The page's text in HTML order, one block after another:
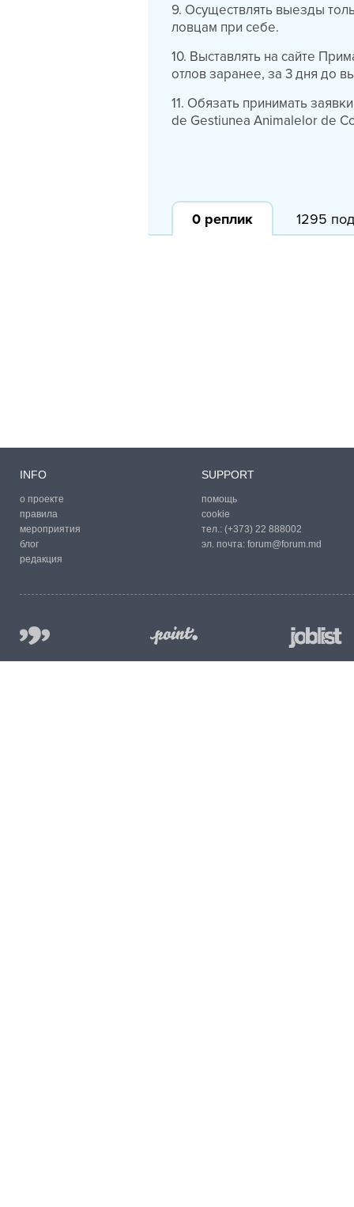
9. Осуществлять выезды
ловцам при себе.
10. Выставлять на сайте
отлов заранее, за 3 дня до
11. Обязать принимать
de Gestiunea Animalelor de
0 реплик 1295
INFO
о проекте
правила
мероприятия
блог
редакция
SUPPORT
помощь
cookie
тел.: (+373) 22 888002
эл. почта: forum@forum.md